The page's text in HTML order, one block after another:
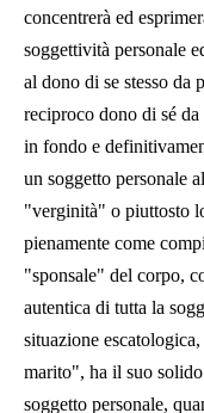
concentrerà ed
soggettività personale
al dono di se stesso da
reciproco dono di sé
in fondo e
un soggetto personale
"verginità" o piuttosto
pienamente come
"sponsale" del corpo,
autentica di tutta la
situazione
marito", ha il suo
soggetto personale,